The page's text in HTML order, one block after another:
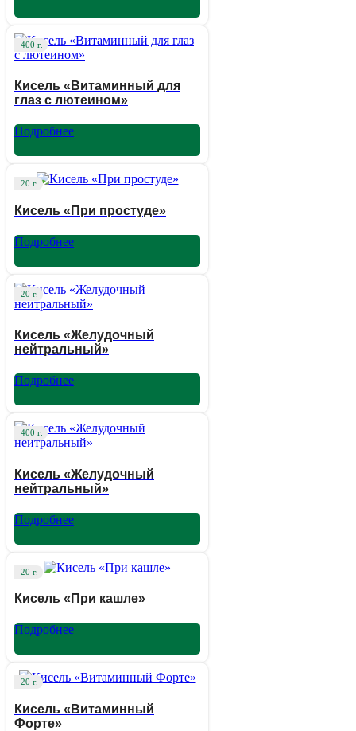
400 г.
Кисель «Витаминный для
глаз с лютеином»
Подробнее
20 г.
Кисель «При простуде»
Подробнее
20 г.
Кисель «Желудочный
нейтральный»
Подробнее
400 г.
Кисель «Желудочный
нейтральный»
Подробнее
20 г.
Кисель «При кашле»
Подробнее
20 г.
Кисель «Витаминный
Форте»